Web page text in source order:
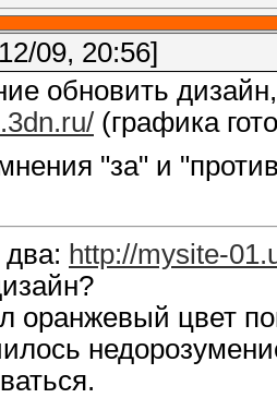
09, 20:56]
обновить
(графика
"за" и
http://mysite-
оранжевый цвет